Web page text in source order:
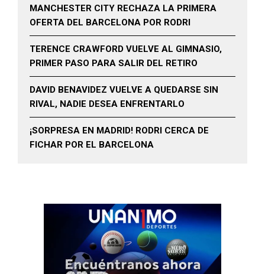
MANCHESTER CITY RECHAZA LA PRIMERA
OFERTA DEL BARCELONA POR RODRI
TERENCE CRAWFORD VUELVE AL GIMNASIO,
PRIMER PASO PARA SALIR DEL RETIRO
DAVID BENAVIDEZ VUELVE A QUEDARSE SIN
RIVAL, NADIE DESEA ENFRENTARLO
¡SORPRESA EN MADRID! RODRI CERCA DE
FICHAR POR EL BARCELONA